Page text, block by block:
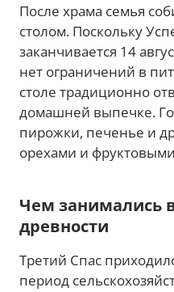
После храма семья
столом. Поскольку
заканчивается 14
нет ограничений в
столе традиционно
домашней выпечке.
пирожки, печенье и
орехами и
Чем занимались
древности
Третий Спас
период